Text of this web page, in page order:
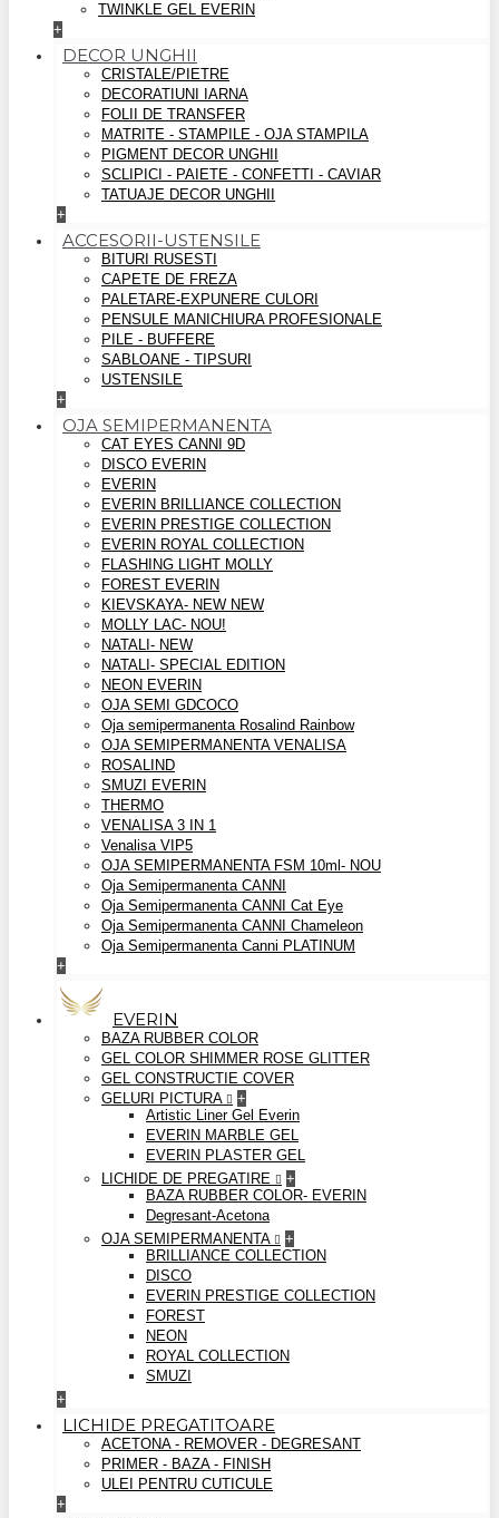
TWINKLE GEL EVERIN
+
DECOR UNGHII
CRISTALE/PIETRE
DECORATIUNI IARNA
FOLII DE TRANSFER
MATRITE - STAMPILE - OJA STAMPILA
PIGMENT DECOR UNGHII
SCLIPICI - PAIETE - CONFETTI - CAVIAR
TATUAJE DECOR UNGHII
+
ACCESORII-USTENSILE
BITURI RUSESTI
CAPETE DE FREZA
PALETARE-EXPUNERE CULORI
PENSULE MANICHIURA PROFESIONALE
PILE - BUFFERE
SABLOANE - TIPSURI
USTENSILE
+
OJA SEMIPERMANENTA
CAT EYES CANNI 9D
DISCO EVERIN
EVERIN
EVERIN BRILLIANCE COLLECTION
EVERIN PRESTIGE COLLECTION
EVERIN ROYAL COLLECTION
FLASHING LIGHT MOLLY
FOREST EVERIN
KIEVSKAYA- NEW NEW
MOLLY LAC- NOU!
NATALI- NEW
NATALI- SPECIAL EDITION
NEON EVERIN
OJA SEMI GDCOCO
Oja semipermanenta Rosalind Rainbow
OJA SEMIPERMANENTA VENALISA
ROSALIND
SMUZI EVERIN
THERMO
VENALISA 3 IN 1
Venalisa VIP5
OJA SEMIPERMANENTA FSM 10ml- NOU
Oja Semipermanenta CANNI
Oja Semipermanenta CANNI Cat Eye
Oja Semipermanenta CANNI Chameleon
Oja Semipermanenta Canni PLATINUM
+
EVERIN
BAZA RUBBER COLOR
GEL COLOR SHIMMER ROSE GLITTER
GEL CONSTRUCTIE COVER
GELURI PICTURA
+
Artistic Liner Gel Everin
EVERIN MARBLE GEL
EVERIN PLASTER GEL
LICHIDE DE PREGATIRE
+
BAZA RUBBER COLOR- EVERIN
Degresant-Acetona
OJA SEMIPERMANENTA
+
BRILLIANCE COLLECTION
DISCO
EVERIN PRESTIGE COLLECTION
FOREST
NEON
ROYAL COLLECTION
SMUZI
+
LICHIDE PREGATITOARE
ACETONA - REMOVER - DEGRESANT
PRIMER - BAZA - FINISH
ULEI PENTRU CUTICULE
+